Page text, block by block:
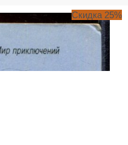
Скидка 25%